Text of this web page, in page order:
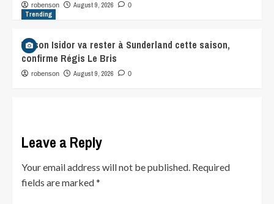
robenson August 9, 2026 0
Trending
Wilson Isidor va rester à Sunderland cette saison,
confirme Régis Le Bris
robenson August 9, 2026 0
Leave a Reply
Your email address will not be published. Required
fields are marked*